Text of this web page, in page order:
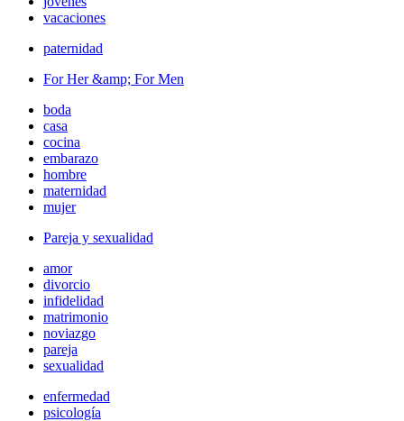
vacaciones
paternidad
For Her &amp; For Men
boda
casa
cocina
embarazo
hombre
maternidad
mujer
Pareja y sexualidad
amor
divorcio
infidelidad
matrimonio
noviazgo
pareja
sexualidad
enfermedad
psicología